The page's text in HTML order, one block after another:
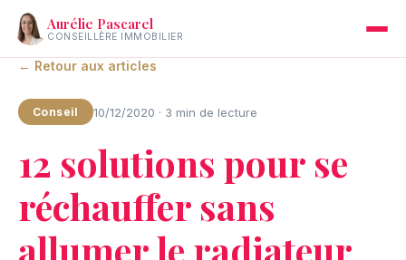
Aurélie Pascarel
CONSEILLÈRE IMMOBILIER
← Retour aux articles
Conseil 10/12/2020 · 3 min de lecture
12 solutions pour se
réchauffer sans
allumer le radiateur